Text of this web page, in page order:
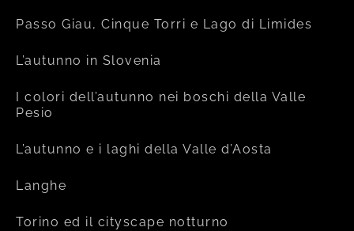
Passo Giau, Cinque Torri e Lago di Limides
L’autunno in Slovenia
I colori dell’autunno nei boschi della Valle
Pesio
L’autunno e i laghi della Valle d’Aosta
Langhe
Torino ed il cityscape notturno